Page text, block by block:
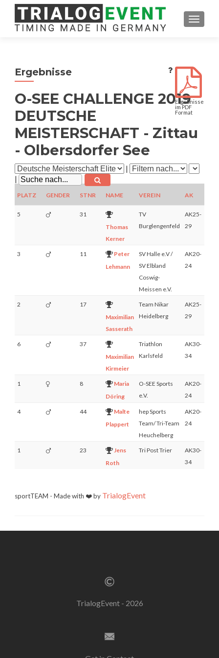
Ergebnisse
O-SEE CHALLENGE 2019
DEUTSCHE
MEISTERSCHAFT - Zittau
- Olbersdorfer See
Ergebnisse
im PDF
Format
|
|
PLATZ GENDER STNR NAME VEREIN AK
5
31
Thomas
Kerner
TV
Burglengenfeld
AK25-
29
3 11
Peter
Lehmann
SV Halle e.V /
SV Elbland
Coswig-
Meissen e.V.
AK20-
24
2
17
Maximilian
Sasserath
Team Nikar
Heidelberg
AK25-
29
6
37
Maximilian
Kirmeier
Triathlon
Karlsfeld
AK30-
34
1 8
Maria
Döring
O-SEE Sports
e.V.
AK20-
24
4 44
Malte
Plappert
hep Sports
Team/ Tri-Team
Heuchelberg
AK20-
24
1 23
Jens
Roth
Tri Post Trier
AK30-
34
sportTEAM - Made with ❤️ by TrialogEvent
TrialogEvent - 2026